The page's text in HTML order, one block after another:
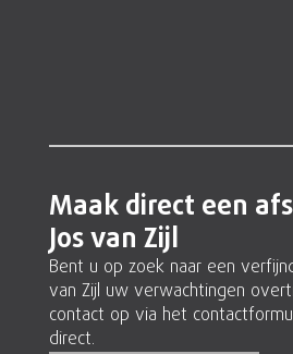
Maak direct een
Jos van Zijl
Bent u op zoek naar een
van Zijl uw verwachtingen
contact op via het
direct.